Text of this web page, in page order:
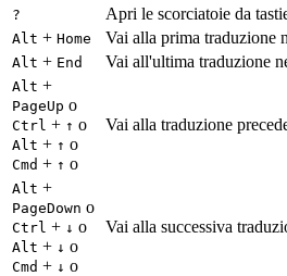
? Apri le scorciatoie da
Alt + Home Vai alla prima traduzione
Alt + End Vai all'ultima traduzione
Alt +
PageUp o
Ctrl + ↑ o
Alt + ↑ o
Cmd + ↑ o
Vai alla traduzione
Alt +
PageDown o
Ctrl + ↓ o
Alt + ↓ o
Cmd + ↓ o
Vai alla successiva